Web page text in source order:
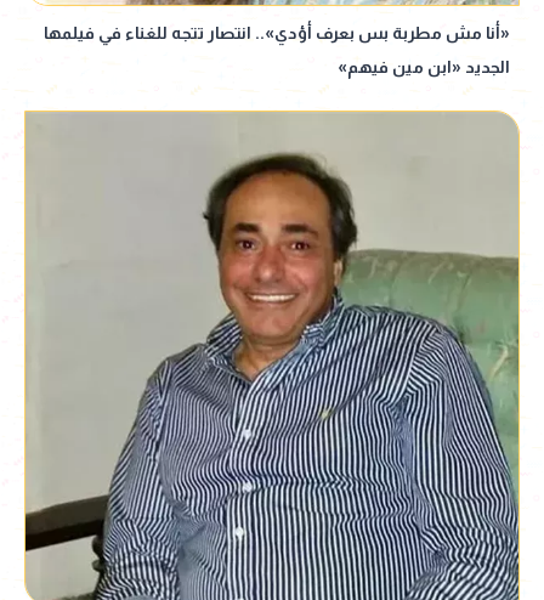
«أنا مش مطربة بس بعرف أؤدي».. انتصار تتجه للغناء في فيلمها
الجديد «ابن مين فيهم»